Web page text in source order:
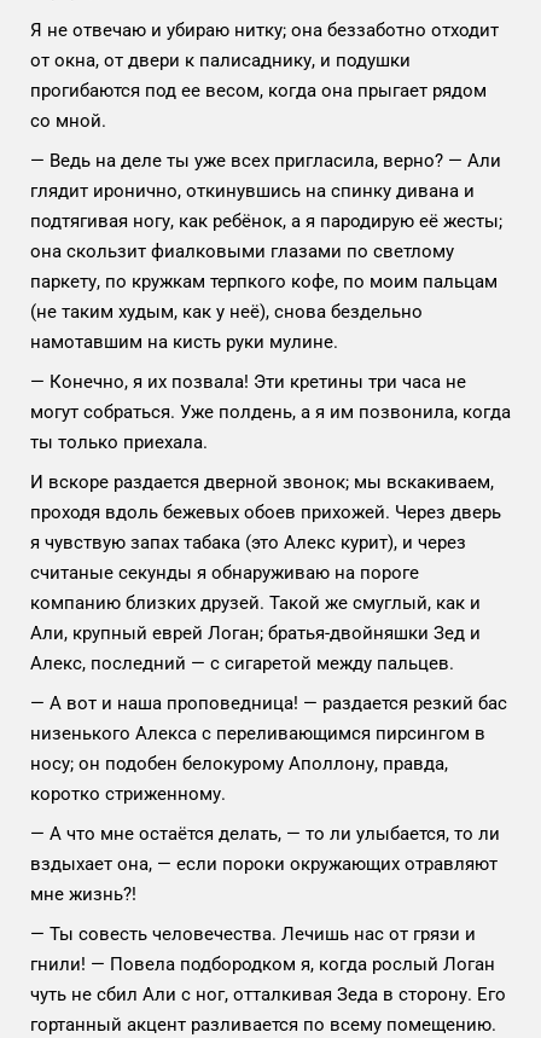
Я не отвечаю и убираю нитку; она беззаботно отходит
от окна, от двери к палисаднику, и подушки
прогибаются под ее весом, когда она прыгает рядом
со мной.
— Ведь на деле ты уже всех пригласила, верно? — Али
глядит иронично, откинувшись на спинку дивана и
подтягивая ногу, как ребёнок, а я пародирую её жесты;
она скользит фиалковыми глазами по светлому
паркету, по кружкам терпкого кофе, по моим пальцам
(не таким худым, как у неё), снова бездельно
намотавшим на кисть руки мулине.
— Конечно, я их позвала! Эти кретины три часа не
могут собраться. Уже полдень, а я им позвонила, когда
ты только приехала.
И вскоре раздается дверной звонок; мы вскакиваем,
проходя вдоль бежевых обоев прихожей. Через дверь
я чувствую запах табака (это Алекс курит), и через
считаные секунды я обнаруживаю на пороге
компанию близких друзей. Такой же смуглый, как и
Али, крупный еврей Логан; братья-двойняшки Зед и
Алекс, последний — с сигаретой между пальцев.
— А вот и наша проповедница! — раздается резкий бас
низенького Алекса с переливающимся пирсингом в
носу; он подобен белокурому Аполлону, правда,
коротко стриженному.
— А что мне остаётся делать, — то ли улыбается, то ли
вздыхает она, — если пороки окружающих отравляют
мне жизнь?!
— Ты совесть человечества. Лечишь нас от грязи и
гнили! — Повела подбородком я, когда рослый Логан
чуть не сбил Али с ног, отталкивая Зеда в сторону. Его
гортанный акцент разливается по всему помещению.